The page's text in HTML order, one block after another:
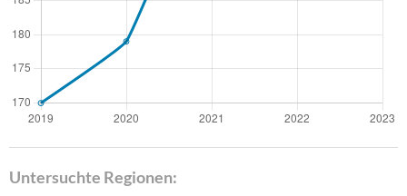
Untersuchte Regionen: